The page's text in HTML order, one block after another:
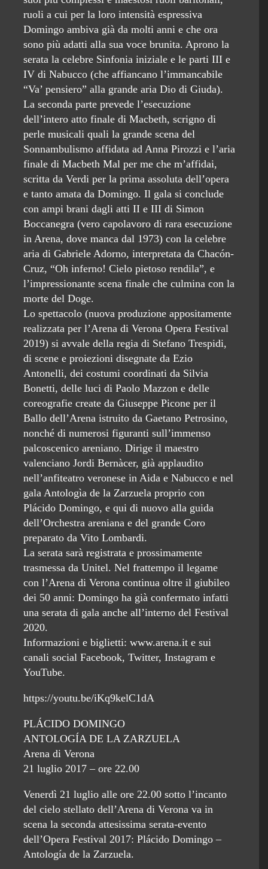
ruoli a cui per la loro intensità espressiva
Domingo ambiva già da molti anni e che ora
sono più adatti alla sua voce brunita. Aprono la
serata la celebre Sinfonia iniziale e le parti III e
IV di Nabucco (che affiancano l’immancabile
“Va’ pensiero” alla grande aria Dio di Giuda).
La seconda parte prevede l’esecuzione
dell’intero atto finale di Macbeth, scrigno di
perle musicali quali la grande scena del
Sonnambulismo affidata ad Anna Pirozzi e l’aria
finale di Macbeth Mal per me che m’affidai,
scritta da Verdi per la prima assoluta dell’opera
e tanto amata da Domingo. Il gala si conclude
con ampi brani dagli atti II e III di Simon
Boccanegra (vero capolavoro di rara esecuzione
in Arena, dove manca dal 1973) con la celebre
aria di Gabriele Adorno, interpretata da Chacón-
Cruz, “Oh inferno! Cielo pietoso rendila”, e
l’impressionante scena finale che culmina con la
morte del Doge.
Lo spettacolo (nuova produzione appositamente
realizzata per l’Arena di Verona Opera Festival
2019) si avvale della regia di Stefano Trespidi,
di scene e proiezioni disegnate da Ezio
Antonelli, dei costumi coordinati da Silvia
Bonetti, delle luci di Paolo Mazzon e delle
coreografie create da Giuseppe Picone per il
Ballo dell’Arena istruito da Gaetano Petrosino,
nonché di numerosi figuranti sull’immenso
palcoscenico areniano. Dirige il maestro
valenciano Jordi Bernàcer, già applaudito
nell’anfiteatro veronese in Aida e Nabucco e nel
gala Antologìa de la Zarzuela proprio con
Plácido Domingo, e qui di nuovo alla guida
dell’Orchestra areniana e del grande Coro
preparato da Vito Lombardi.
La serata sarà registrata e prossimamente
trasmessa da Unitel. Nel frattempo il legame
con l’Arena di Verona continua oltre il giubileo
dei 50 anni: Domingo ha già confermato infatti
una serata di gala anche all’interno del Festival
2020.
Informazioni e biglietti: www.arena.it e sui
canali social Facebook, Twitter, Instagram e
YouTube.
https://youtu.be/iKq9kelC1dA
PLÁCIDO DOMINGO
ANTOLOGÍA DE LA ZARZUELA
Arena di Verona
21 luglio 2017 – ore 22.00
Venerdì 21 luglio alle ore 22.00 sotto l’incanto
del cielo stellato dell’Arena di Verona va in
scena la seconda attesissima serata-evento
dell’Opera Festival 2017: Plácido Domingo –
Antología de la Zarzuela.